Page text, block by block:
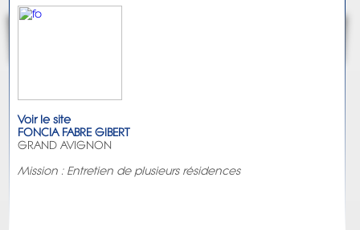
Voir le site
FONCIA FABRE GIBERT
GRAND AVIGNON
Mission : Entretien de plusieurs résidences